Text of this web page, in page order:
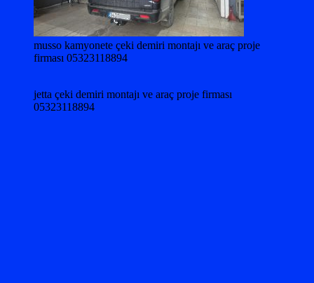
musso kamyonete çeki demiri montajı ve araç proje
firması 05323118894
jetta çeki demiri montajı ve araç proje firması
05323118894